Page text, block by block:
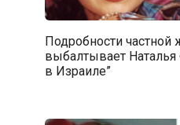
Подробности
выбалтывает
в Израиле”